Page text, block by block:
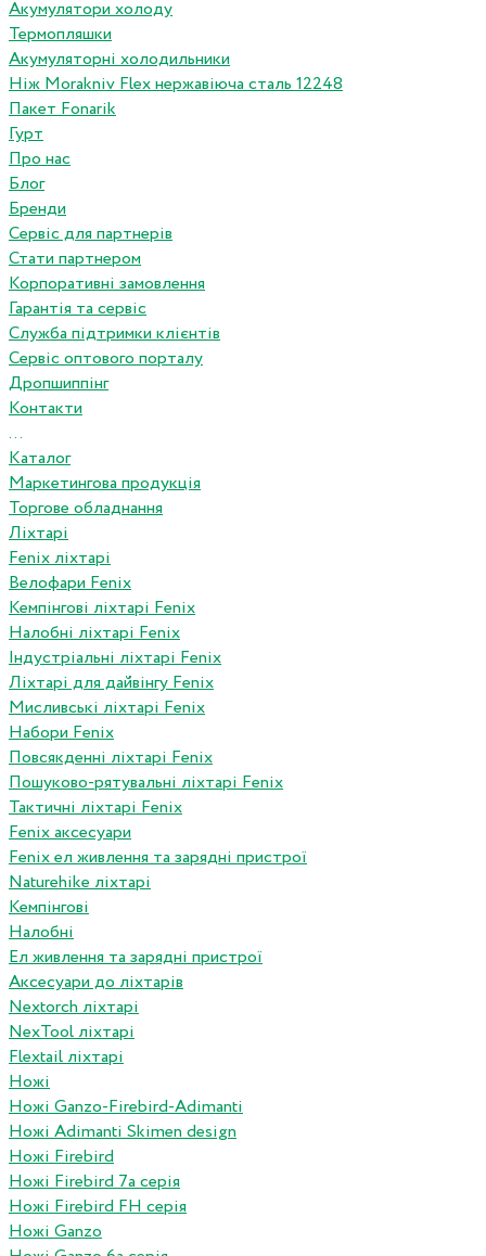
Акумулятори холоду
Термопляшки
Акумуляторні холодильники
Ніж Morakniv Flex нержавіюча сталь 12248
Пакет Fonarik
Гурт
Про нас
Блог
Бренди
Сервіс для партнерів
Стати партнером
Корпоративні замовлення
Гарантія та сервіс
Служба підтримки клієнтів
Сервіс оптового порталу
Дропшиппінг
Контакти
...
Каталог
Маркетингова продукція
Торгове обладнання
Ліхтарі
Fenix ліхтарі
Велофари Fenix
Кемпінгові ліхтарі Fenix
Налобні ліхтарі Fenix
Індустріальні ліхтарі Fenix
Ліхтарі для дайвінгу Fenix
Мисливські ліхтарі Fenix
Набори Fenix
Повсякденні ліхтарі Fenix
Пошуково-рятувальні ліхтарі Fenix
Тактичні ліхтарі Fenix
Fenix аксесуари
Fenix ел живлення та зарядні пристрої
Naturehike ліхтарі
Кемпінгові
Налобні
Ел живлення та зарядні пристрої
Аксесуари до ліхтарів
Nextorch ліхтарі
NexTool ліхтарі
Flextail ліхтарі
Ножі
Ножі Ganzo-Firebird-Adimanti
Ножі Adimanti Skimen design
Ножі Firebird
Ножі Firebird 7а серія
Ножі Firebird FH серія
Ножі Ganzo